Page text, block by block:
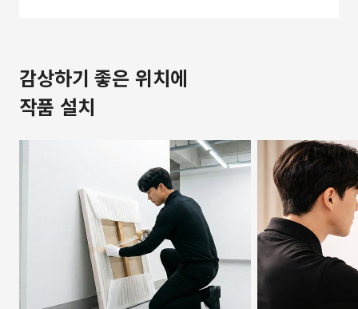
감상하기 좋은 위치에
작품 설치